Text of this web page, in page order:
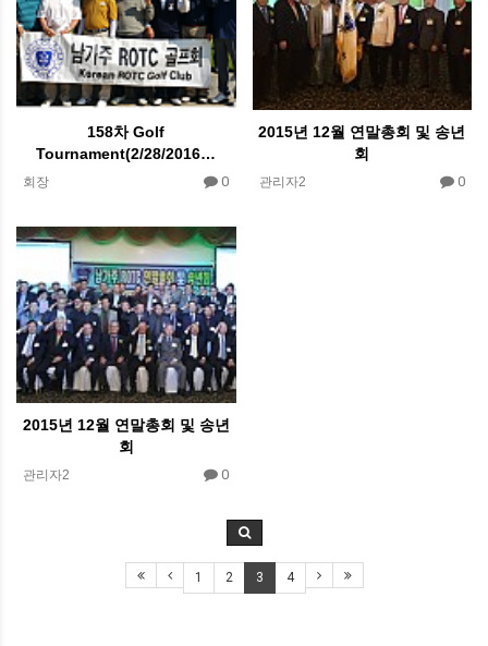
158차 Golf
Tournament(2/28/2016…
회장 0
2015년 12월 연말총회 및 송년
회
관리자2 0
2015년 12월 연말총회 및 송년
회
관리자2 0
1 2 3 4